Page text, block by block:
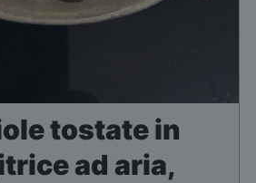
tostate in
ad aria,